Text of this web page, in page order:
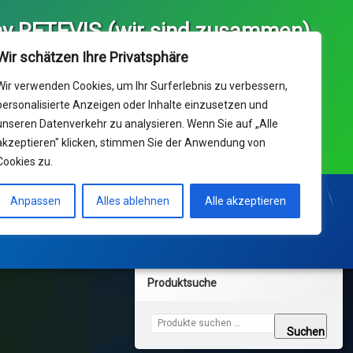
schätzen Ihre Privatsphäre
verwenden Cookies, um Ihr Surferlebnis zu verbessern,
Anzeigen oder Inhalte einzusetzen und
Datenverkehr zu analysieren. Wenn Sie auf „Alle
klicken, stimmen Sie der Anwendung von
zu.
Anpassen Alles ablehnen Alle akzeptieren
RETEVIS (wir sind zusammen)
und Ihr Kaufhaus für
von RETEVIS  (we
Delta Data UG(hb)
Support: Dienstag-Freitag 10:00 - 17:00 Uhr ° 14ct/min
; Mobil max 42ct/min
Support Center KONTAKT und Bestellungen
Produktsuche
Suchen nach:
Suchen